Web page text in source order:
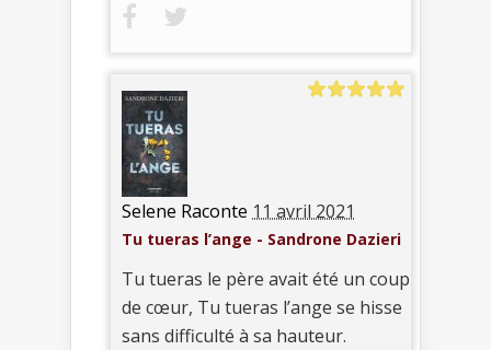
Selene Raconte 11 avril 2021
Tu tueras l’ange - Sandrone Dazieri
Tu tueras le père avait été un coup
de cœur, Tu tueras l’ange se hisse
sans difficulté à sa hauteur.